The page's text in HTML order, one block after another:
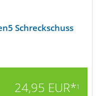
Schreckschuss
24,95 EUR*1